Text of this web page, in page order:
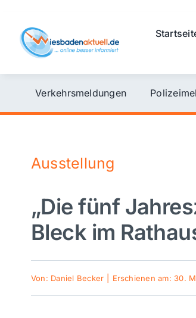
content
Verkehrsmeldungen
Ausstellung
„Die fünf
Bleck im
Von: Daniel Becker Erschienen am: 30.